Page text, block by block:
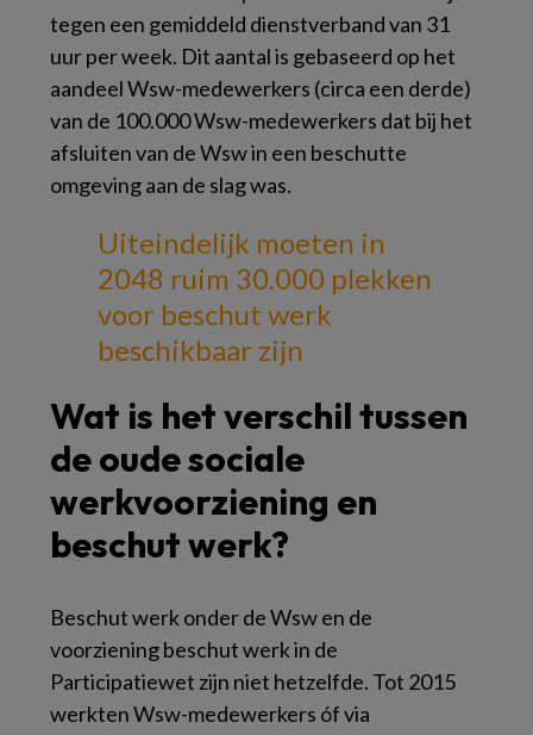
tegen een gemiddeld dienstverband van 31
uur per week. Dit aantal is gebaseerd op het
aandeel Wsw-medewerkers (circa een derde)
van de 100.000 Wsw-medewerkers dat bij het
afsluiten van de Wsw in een beschutte
omgeving aan de slag was.
Uiteindelijk moeten in
2048 ruim 30.000 plekken
voor beschut werk
beschikbaar zijn
Wat is het verschil tussen
de oude sociale
werkvoorziening en
beschut werk?
Beschut werk onder de Wsw en de
voorziening beschut werk in de
Participatiewet zijn niet hetzelfde. Tot 2015
werkten Wsw-medewerkers óf via